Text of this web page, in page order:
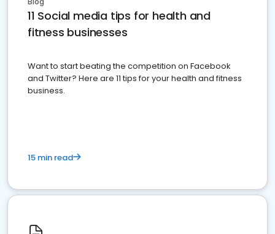
11 Social media tips for health and
fitness businesses
Want to start beating the competition on Facebook
and Twitter? Here are 11 tips for your health and fitness
business.
15 min read